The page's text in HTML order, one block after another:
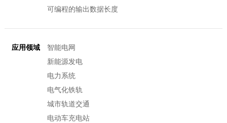
可编程的输出数据长度
应用领域
智能电网
新能源发电
电力系统
电气化铁轨
城市轨道交通
电动车充电站